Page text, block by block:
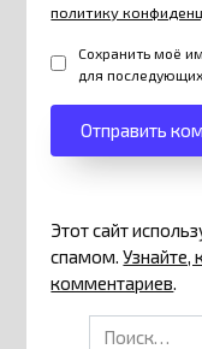
политику
Сохранить моё
для
Этот сайт
спамом.Узнайте,
комментариев.
Search